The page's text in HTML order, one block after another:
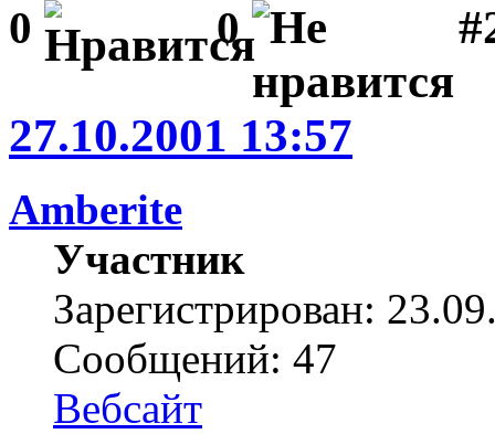
0 0
27.10.2001 13:57
Amberite
Участник
Зарегистрирован:
Сообщений: 47
Вебсайт